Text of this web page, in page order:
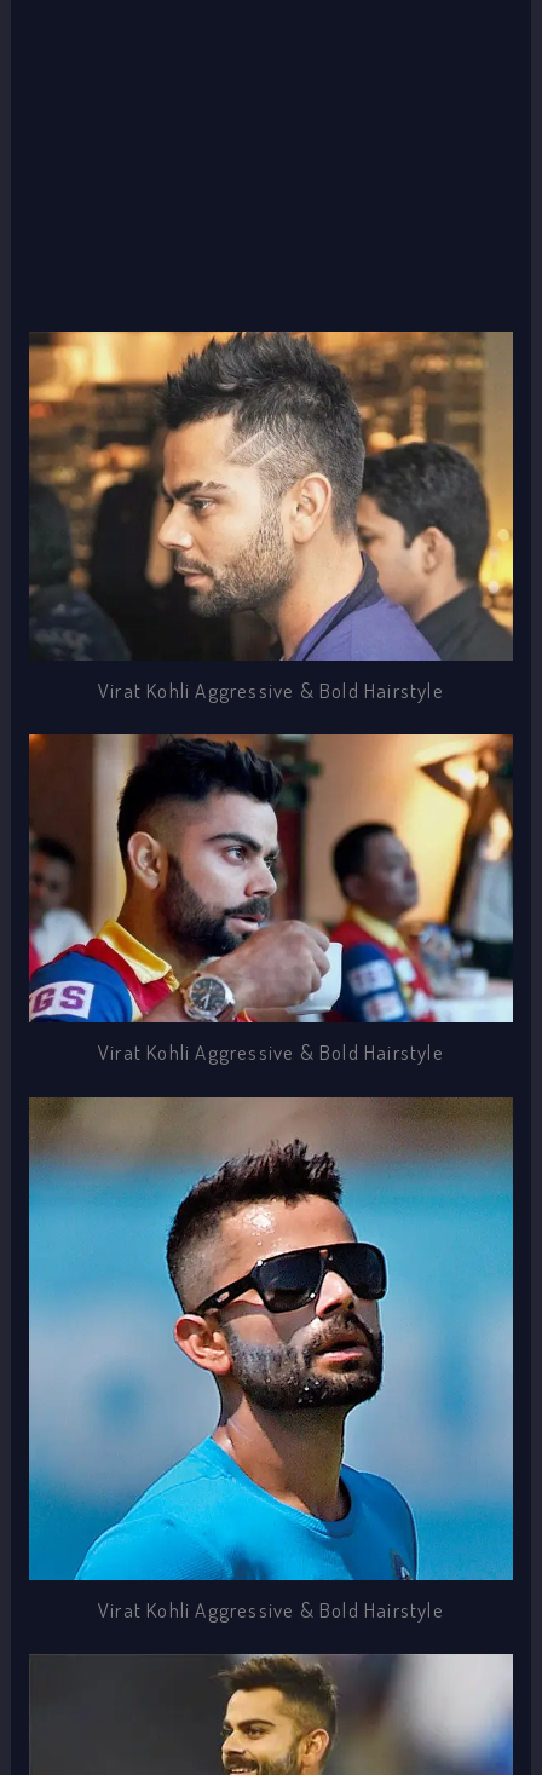
Virat Kohli Aggressive & Bold Hairstyle
Virat Kohli Aggressive & Bold Hairstyle
Virat Kohli Aggressive & Bold Hairstyle